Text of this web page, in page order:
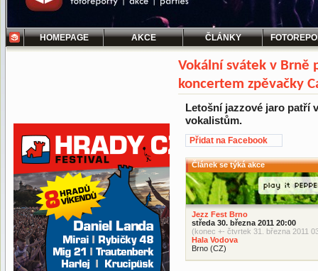
HOMEPAGE AKCE ČLÁNKY
Vokální svátek v Brně
koncertem zpěvačky
Letošní jazzové jaro patří
vokalistům.
Přidat na Facebook
Článek se týká akce
Jezz Fest Brno
středa 30. března 2011 20:00
(konec +- čtvrtek 31. března 2011
Hala Vodova
Brno (CZ)